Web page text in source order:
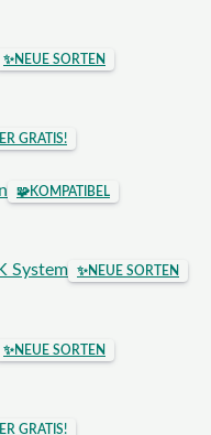
✨NEUE SORTEN
GRATIS!
🧩KOMPATIBEL
System
✨NEUE SORTEN
✨NEUE SORTEN
GRATIS!